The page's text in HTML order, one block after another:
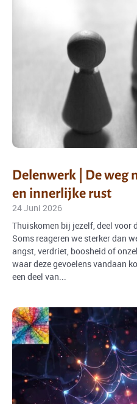
Delenwerk | De weg
en innerlijke rust
24 Juni 2026
Thuiskomen bij jezelf, deel voor
Soms reageren we sterker dan
angst, verdriet, boosheid of
waar deze gevoelens vandaan
een deel van...